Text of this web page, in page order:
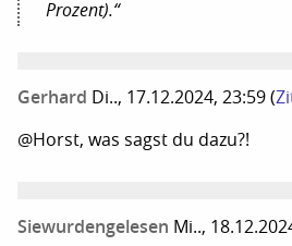
Prozent).“
Gerhard Di.., 17.12.2024, 23:59 (
@Horst, was sagst du dazu?!
Siewurdengelesen Mi..,